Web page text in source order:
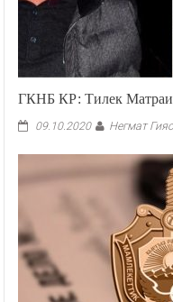
ГКНБ КР: Тилек
09.10.2020 Негмат